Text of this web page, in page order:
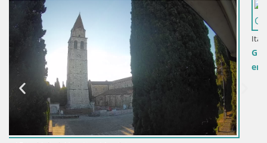
Italien / Friaul-Julisch Venetien / Görz
Grenzenlose Webcam: Nova Gorica und Gorizia / Görz live
erleben!